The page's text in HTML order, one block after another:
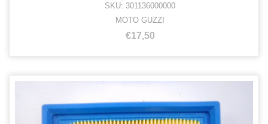
SKU: 301136000000
MOTO GUZZI
€17,50